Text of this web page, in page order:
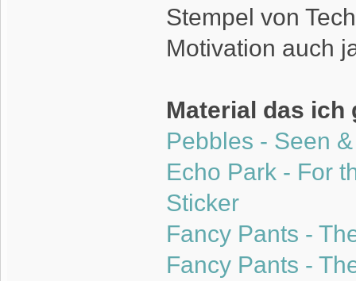
Stempel von
Motivation auch
Material das ich
Pebbles - Seen
Echo Park - For
Sticker
Fancy Pants -
Fancy Pants -